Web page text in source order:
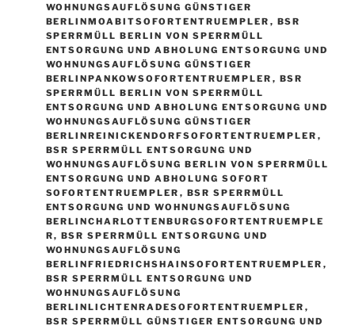
WOHNUNGSAUFLÖSUNG GÜNSTIGER
BERLINMOABITSOFORTENTRUEMPLER , BSR
SPERRMÜLL BERLIN VON SPERRMÜLL
ENTSORGUNG UND ABHOLUNG ENTSORGUNG UND
WOHNUNGSAUFLÖSUNG GÜNSTIGER
BERLINPANKOWSOFORTENTRUEMPLER , BSR
SPERRMÜLL BERLIN VON SPERRMÜLL
ENTSORGUNG UND ABHOLUNG ENTSORGUNG UND
WOHNUNGSAUFLÖSUNG GÜNSTIGER
BERLINREINICKENDORFSOFORTENTRUEMPLER ,
BSR SPERRMÜLL ENTSORGUNG UND
WOHNUNGSAUFLÖSUNG BERLIN VON SPERRMÜLL
ENTSORGUNG UND ABHOLUNG SOFORT
SOFORTENTRUEMPLER , BSR SPERRMÜLL
ENTSORGUNG UND WOHNUNGSAUFLÖSUNG
BERLINCHARLOTTENBURGSOFORTENTRUEMPLE
R, BSR SPERRMÜLL ENTSORGUNG UND
WOHNUNGSAUFLÖSUNG
BERLINFRIEDRICHSHAINSOFORTENTRUEMPLER ,
BSR SPERRMÜLL ENTSORGUNG UND
WOHNUNGSAUFLÖSUNG
BERLINLICHTENRADESOFORTENTRUEMPLER ,
BSR SPERRMÜLL GÜNSTIGER ENTSORGUNG UND